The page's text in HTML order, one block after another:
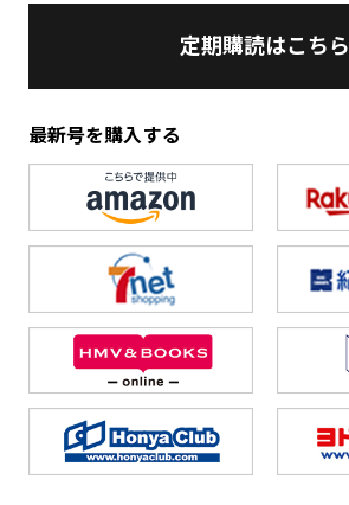
定期購読はこちら
最新号を購入する